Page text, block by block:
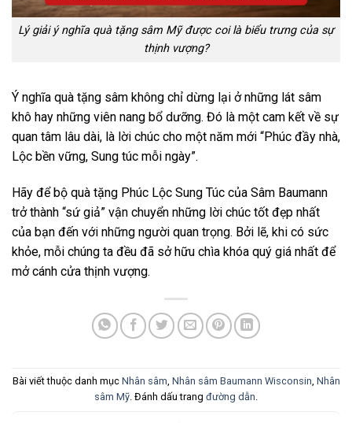
Lý giải ý nghĩa quà tặng sâm Mỹ được coi là biểu trưng của sự
thịnh vượng?
Ý nghĩa quà tặng sâm không chỉ dừng lại ở những lát sâm
khô hay những viên nang bổ dưỡng. Đó là một cam kết về sự
quan tâm lâu dài, là lời chúc cho một năm mới “Phúc đầy nhà,
Lộc bền vững, Sung túc mỗi ngày”.
Hãy để bộ quà tặng Phúc Lộc Sung Túc của Sâm Baumann
trở thành “sứ giả” vận chuyển những lời chúc tốt đẹp nhất
của bạn đến với những người quan trọng. Bởi lẽ, khi có sức
khỏe, mỗi chúng ta đều đã sở hữu chìa khóa quý giá nhất để
mở cánh cửa thịnh vượng.
Bài viết thuộc danh mục Nhân sâm, Nhân sâm Baumann Wisconsin, Nhân
sâm Mỹ. Đánh dấu trang đường dẫn.